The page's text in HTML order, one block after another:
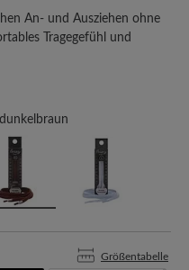
An- und Ausziehen ohne
Tragegefühl und
dunkelbraun
Größentabelle